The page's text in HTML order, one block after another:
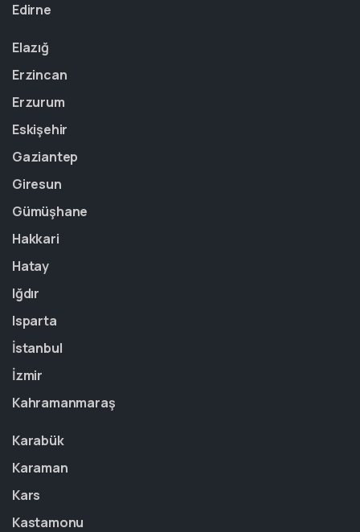
Edirne
Elazığ
Erzincan
Erzurum
Eskişehir
Gaziantep
Giresun
Gümüşhane
Hakkari
Hatay
Iğdır
Isparta
İstanbul
İzmir
Kahramanmaraş
Karabük
Karaman
Kars
Kastamonu